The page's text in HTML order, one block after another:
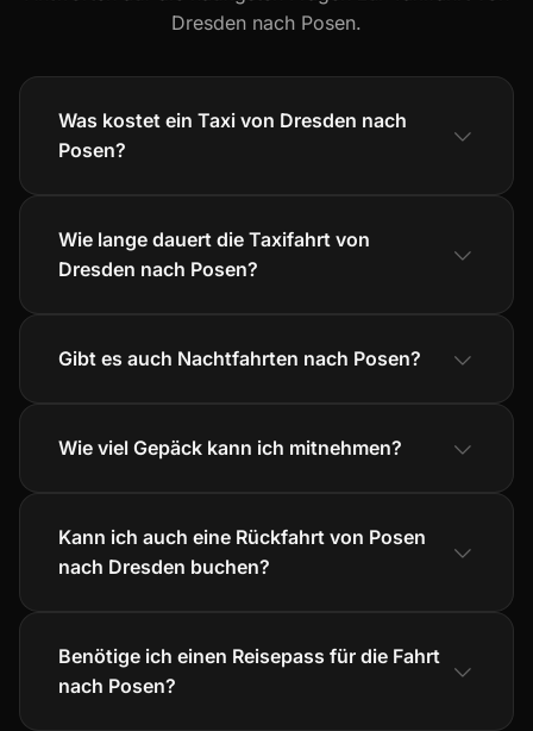
Dresden nach Posen.
Was kostet ein Taxi von Dresden nach
Posen?
Wie lange dauert die Taxifahrt von
Dresden nach Posen?
Gibt es auch Nachtfahrten nach Posen?
Wie viel Gepäck kann ich mitnehmen?
Kann ich auch eine Rückfahrt von Posen
nach Dresden buchen?
Benötige ich einen Reisepass für die Fahrt
nach Posen?